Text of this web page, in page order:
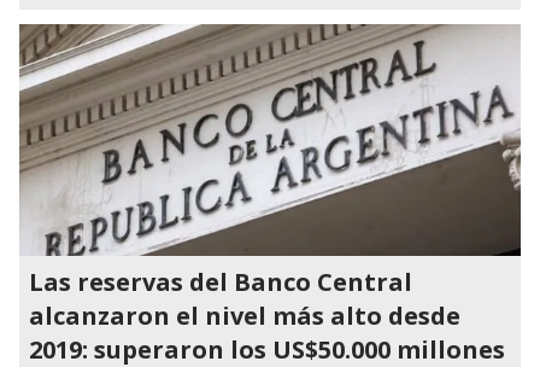
Las reservas del Banco Central
alcanzaron el nivel más alto desde
2019: superaron los US$50.000 millones